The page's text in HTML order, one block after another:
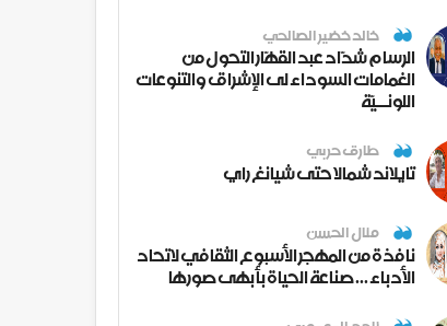
خالد خضير الصالحي
الرسام شدّاد عبد القهّار التحول من
الغمامات السوداء لى الإشراق والتنوعات
اللونــيّة
طارق حربي
تايلاند شمالا حتى شيانغ راي
منال الحسن
نافذة من المهجر الأسبوع الثقافي لاتحاد
الأدباء ... صناعة الحياة بأبهى صورها